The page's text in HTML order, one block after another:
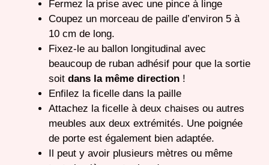
Fermez la prise avec une pince à linge
Coupez un morceau de paille d’environ 5 à
10 cm de long.
Fixez-le au ballon longitudinal avec
beaucoup de ruban adhésif pour que la sortie
soit dans la même direction !
Enfilez la ficelle dans la paille
Attachez la ficelle à deux chaises ou autres
meubles aux deux extrémités. Une poignée
de porte est également bien adaptée.
Il peut y avoir plusieurs mètres ou même